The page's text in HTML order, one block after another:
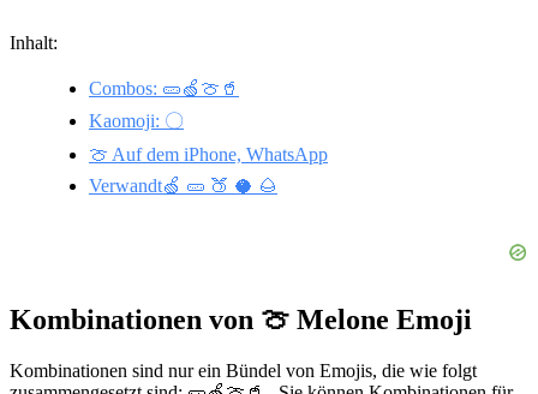
Inhalt:
Combos: 🥒🍏🍈🥤
Kaomoji: 〇
🍈 Auf dem iPhone, WhatsApp
Verwandt🍏 🥒 🍑 🥥 🌰
Kombinationen von 🍈 Melone Emoji
Kombinationen sind nur ein Bündel von Emojis, die wie folgt